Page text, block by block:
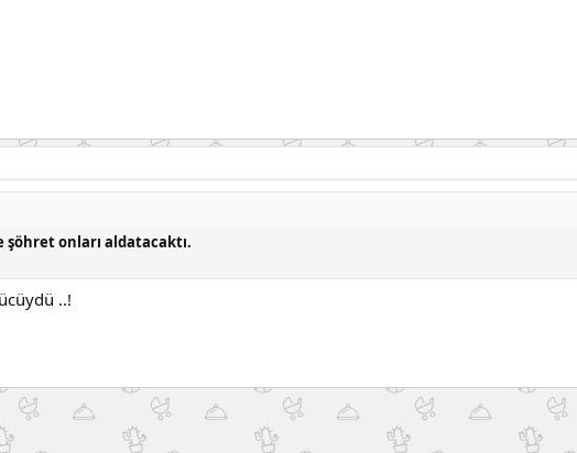
şöhret onları aldatacaktı.
..!